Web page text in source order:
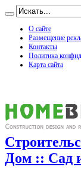
О сайте
Размещение
Контакты
Политика
Карта сайта
Дом :: Сад